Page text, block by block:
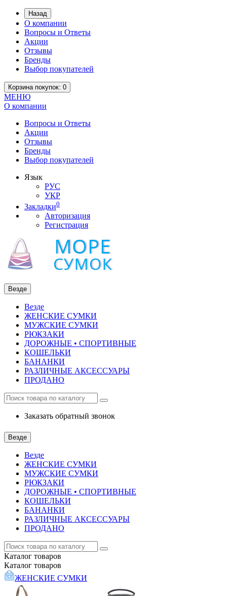
Назад
О компании
Вопросы и Ответы
Акции
Отзывы
Бренды
Выбор покупателей
Корзинапокупок: 0
МЕНЮ
О компании
Вопросы и Ответы
Акции
Отзывы
Бренды
Выбор покупателей
Язык
РУС
УКР
Закладки0
Авторизация
Регистрация
Везде
Везде
ЖЕНСКИЕ СУМКИ
МУЖСКИЕ СУМКИ
РЮКЗАКИ
ДОРОЖНЫЕ • СПОРТИВНЫЕ
КОШЕЛЬКИ
БАНАНКИ
РАЗЛИЧНЫЕ АКСЕССУАРЫ
ПРОДАНО
Заказать обратный звонок
Везде
Везде
ЖЕНСКИЕ СУМКИ
МУЖСКИЕ СУМКИ
РЮКЗАКИ
ДОРОЖНЫЕ • СПОРТИВНЫЕ
КОШЕЛЬКИ
БАНАНКИ
РАЗЛИЧНЫЕ АКСЕССУАРЫ
ПРОДАНО
Каталог товаров
Каталог товаров
ЖЕНСКИЕ СУМКИ